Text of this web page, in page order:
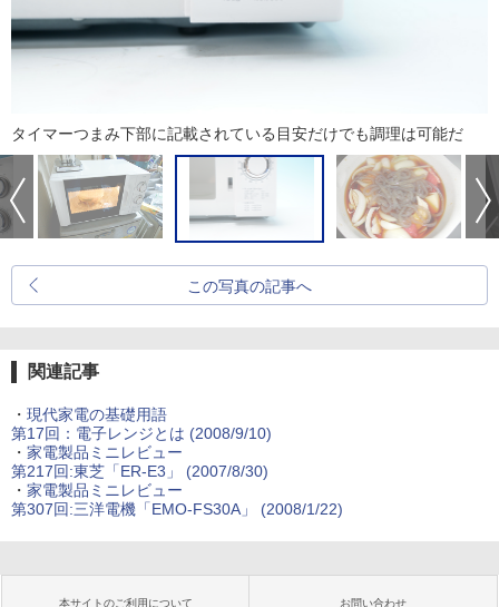
タイマーつまみ下部に記載されている目安だけでも調理は可能だ
この写真の記事へ
関連記事
・ 現代家電の基礎用語
第17回：電子レンジとは (2008/9/10)
・ 家電製品ミニレビュー
第217回:東芝「ER-E3」 (2007/8/30)
・ 家電製品ミニレビュー
第307回:三洋電機「EMO-FS30A」 (2008/1/22)
本サイトのご利用について お問い合わせ